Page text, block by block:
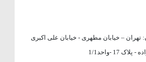
– خیابان مطهری - خیابان علی اکبری
-واحد1/1